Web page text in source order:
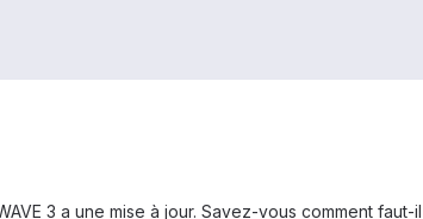
3 a une mise à jour. Savez-vous comment